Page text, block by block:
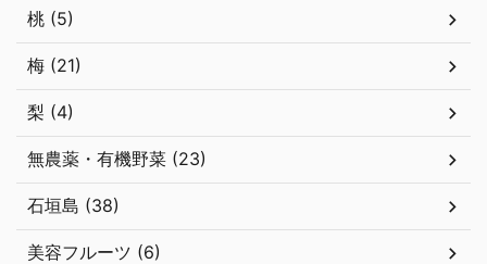
桃 (5)
梅 (21)
梨 (4)
無農薬・有機野菜 (23)
石垣島 (38)
美容フルーツ (6)